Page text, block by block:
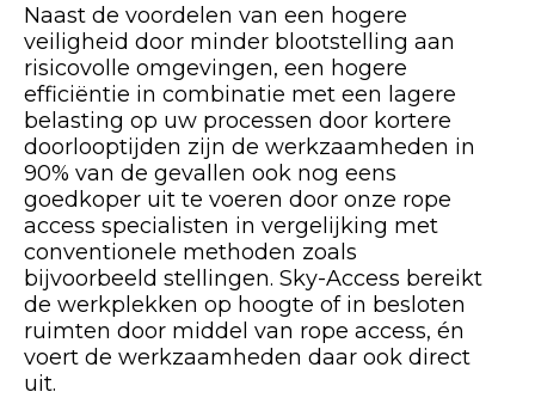
Naast de voordelen van een hogere
veiligheid door minder blootstelling aan
risicovolle omgevingen, een hogere
efficiëntie in combinatie met een lagere
belasting op uw processen door kortere
doorlooptijden zijn de werkzaamheden in
90% van de gevallen ook nog eens
goedkoper uit te voeren door onze rope
access specialisten in vergelijking met
conventionele methoden zoals
bijvoorbeeld stellingen. Sky-Access bereikt
de werkplekken op hoogte of in besloten
ruimten door middel van rope access, én
voert de werkzaamheden daar ook direct
uit.